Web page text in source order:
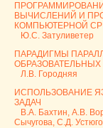
ВЫЧИСЛЕНИЙ И
КОМПЬЮТЕРНОЙ
Ю.С. Затуливетер
ПАРАДИГМЫ
Л.В. Городняя
ИСПОЛЬЗОВАНИЕ
ЗАДАЧ
В.А. Бахтин, А.В.
Сычугова, С.Д.